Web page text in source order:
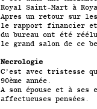
Royal Saint-Mart à
Apres un retour sur
le rapport financier et
du bureau ont été
le grand salon de ce
Necrologie
C’est avec tristesse
90ème année.
A son épouse et à ses
affectueuses pensées.